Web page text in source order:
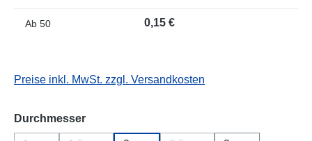
Ab 50 0,15 €
Preise inkl. MwSt. zzgl. Versandkosten
Durchmesserauswählen